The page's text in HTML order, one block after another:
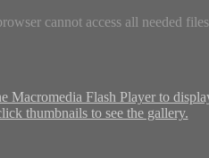
cannot access all needed